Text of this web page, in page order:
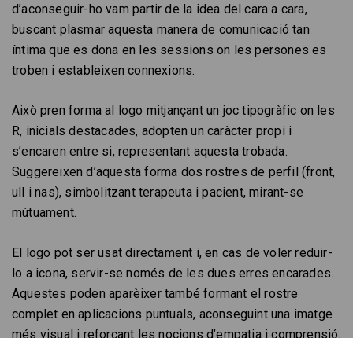
d’aconseguir-ho vam partir de la idea del cara a cara,
buscant plasmar aquesta manera de comunicació tan
íntima que es dona en les sessions on les persones es
troben i estableixen connexions.
Això pren forma al logo mitjançant un joc tipogràfic on les
R, inicials destacades, adopten un caràcter propi i
s’encaren entre si, representant aquesta trobada.
Suggereixen d’aquesta forma dos rostres de perfil (front,
ull i nas), simbolitzant terapeuta i pacient, mirant-se
mútuament.
El logo pot ser usat directament i, en cas de voler reduir-
lo a icona, servir-se només de les dues erres encarades.
Aquestes poden aparèixer també formant el rostre
complet en aplicacions puntuals, aconseguint una imatge
més visual i reforçant les nocions d’empatia i comprensió.